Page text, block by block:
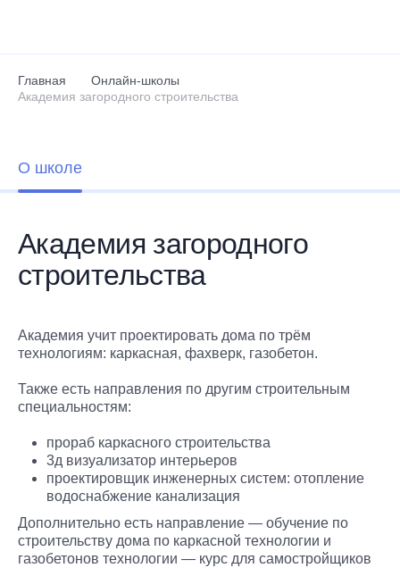
Главная
Онлайн-школы
Академия загородного строительства
О школе
Академия загородного
строительства
Академия учит проектировать дома по трём
технологиям: каркасная, фахверк, газобетон.
Также есть направления по другим строительным
специальностям:
прораб каркасного строительства
3д визуализатор интерьеров
проектировщик инженерных систем: отопление
водоснабжение канализация
Дополнительно есть направление — обучение по
строительству дома по каркасной технологии и
газобетонов технологии — курс для самостройщиков